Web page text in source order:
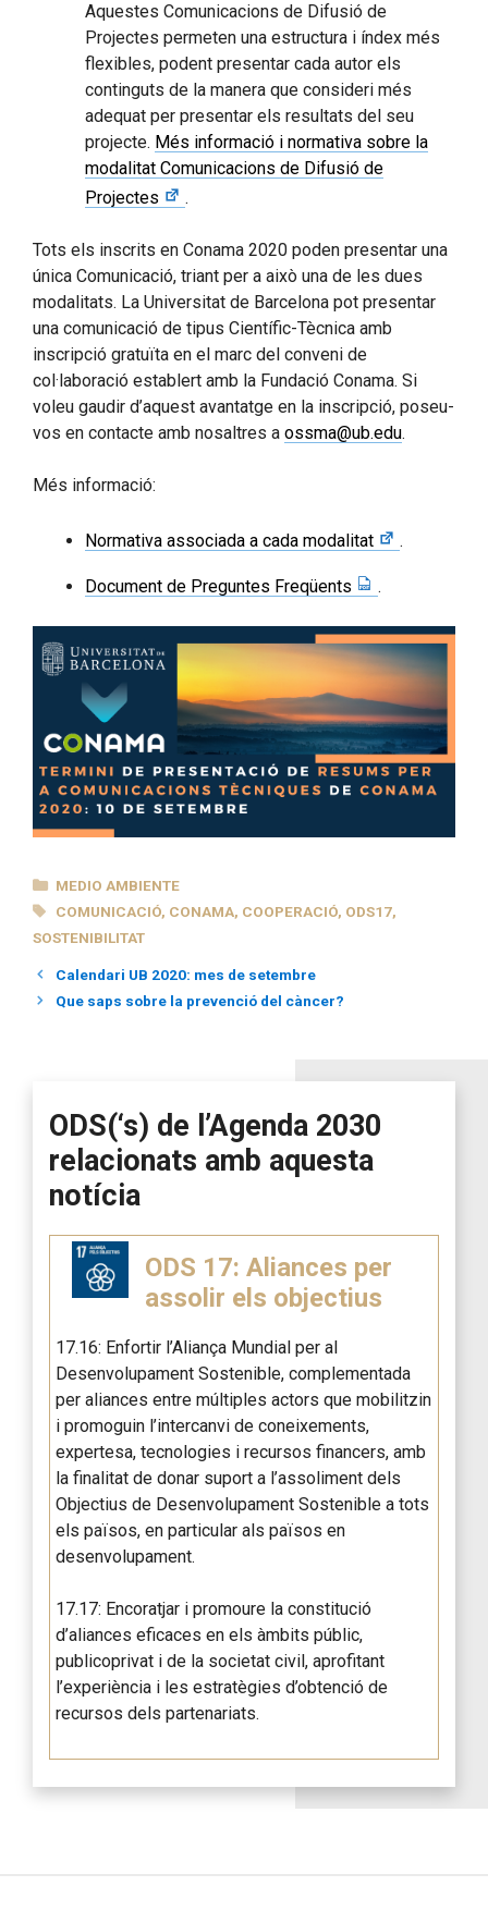
Aquestes Comunicacions de Difusió de
Projectes permeten una estructura i índex més
flexibles, podent presentar cada autor els
continguts de la manera que consideri més
adequat per presentar els resultats del seu
projecte. Més informació i normativa sobre la
modalitat Comunicacions de Difusió de
Projectes
.
Tots els inscrits en Conama 2020 poden presentar una
única Comunicació, triant per a això una de les dues
modalitats. La Universitat de Barcelona pot presentar
una comunicació de tipus Científic-Tècnica amb
inscripció gratuïta en el marc del conveni de
col·laboració establert amb la Fundació Conama. Si
voleu gaudir d’aquest avantatge en la inscripció, poseu-
vos en contacte amb nosaltres a ossma@ub.edu.
Més informació:
Normativa associada a cada modalitat .
Document de Preguntes Freqüents .
CATEGORÍAS
MEDIO AMBIENTE
ETIQUETAS
COMUNICACIÓ, CONAMA, COOPERACIÓ, ODS17,
SOSTENIBILITAT
Calendari UB 2020: mes de setembre
Que saps sobre la prevenció del càncer?
ODS(‘s) de l’Agenda 2030
relacionats amb aquesta
notícia
ODS 17: Aliances per
assolir els objectius
17.16: Enfortir l’Aliança Mundial per al
Desenvolupament Sostenible, complementada
per aliances entre múltiples actors que mobilitzin
i promoguin l’intercanvi de coneixements,
expertesa, tecnologies i recursos financers, amb
la finalitat de donar suport a l’assoliment dels
Objectius de Desenvolupament Sostenible a tots
els països, en particular als països en
desenvolupament.
17.17: Encoratjar i promoure la constitució
d’aliances eficaces en els àmbits públic,
publicoprivat i de la societat civil, aprofitant
l’experiència i les estratègies d’obtenció de
recursos dels partenariats.